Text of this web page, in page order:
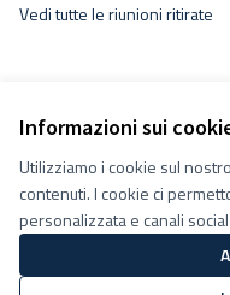
Informazioni sui
Utilizziamo i cookie sul
contenuti. I cookie ci
personalizzata e canali
Vedi tutte le riunioni ritirate
Termini e condizioni d''uso
Impostazioni Cookie
Decidiamo su Facebook
Decidiamo su YouTube
(Collegamento esterno)